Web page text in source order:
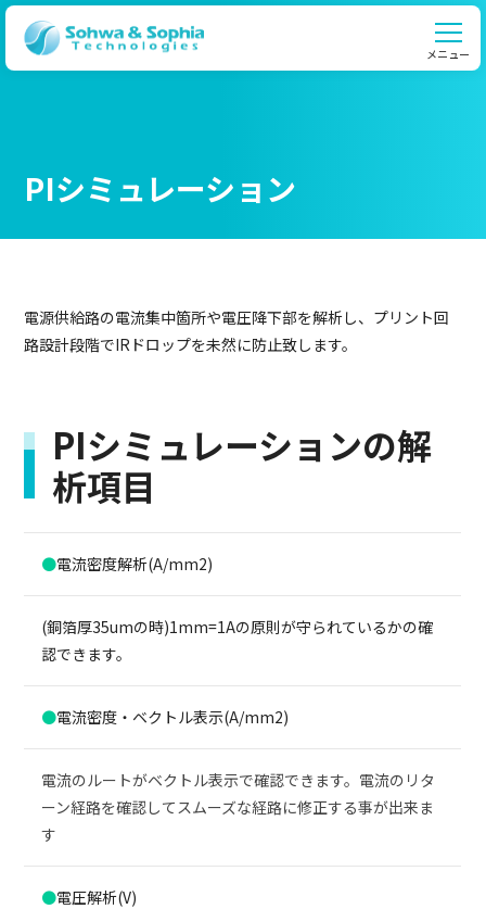
メニュー
PIシミュレーション
電源供給路の電流集中箇所や電圧降下部を解析し、プリント回
路設計段階でIRドロップを未然に防止致します。
PIシミュレーションの解
析項目
●電流密度解析(A/mm2)
(銅箔厚35umの時)1mm=1Aの原則が守られているかの確
認できます。
●電流密度・ベクトル表示(A/mm2)
電流のルートがベクトル表示で確認できます。電流のリタ
ーン経路を確認してスムーズな経路に修正する事が出来ま
す
●電圧解析(V)